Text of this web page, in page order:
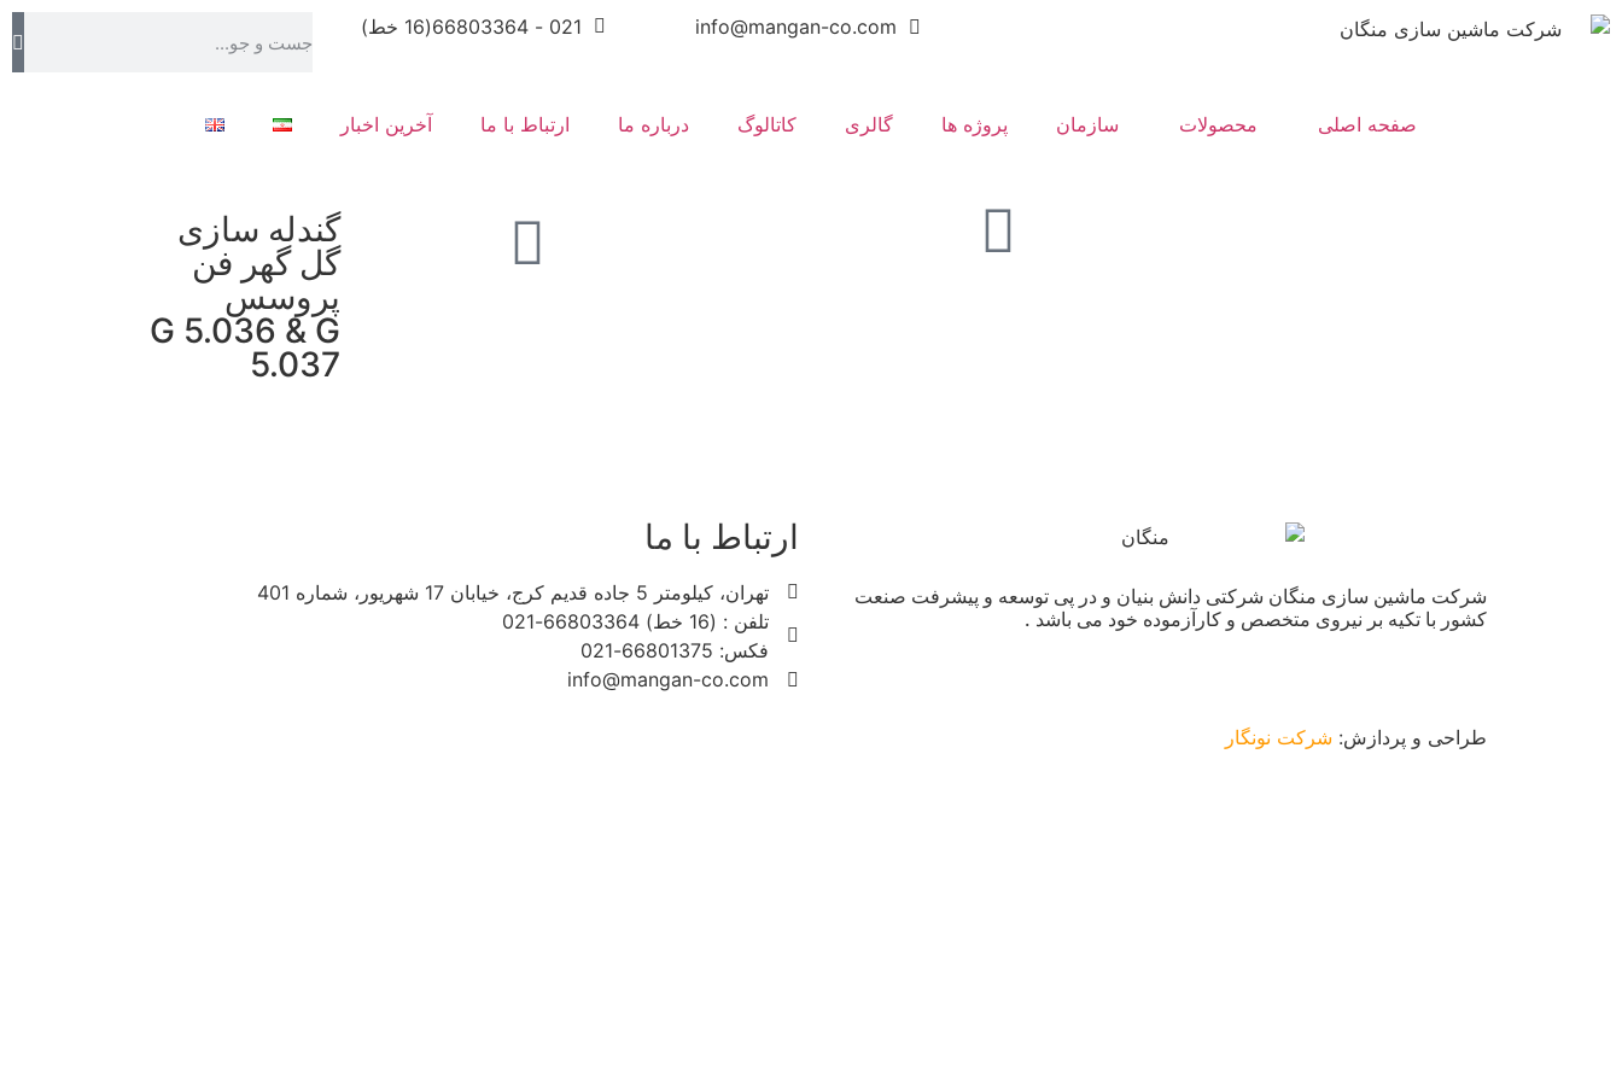
info@mangan-co.com 021 - 66803364(16 خط)
صفحه اصلی محصولات سازمان پروژه ها گالری کاتالوگ درباره ما ارتباط با ما آخرین اخبار
گندله سازی
گل گهر فن
پروسس
G 5.036 & G
5.037
شرکت ماشین سازی منگان شرکتی دانش بنیان و در پی توسعه و پیشرفت صنعت
کشور با تکیه بر نیروی متخصص و کارآزموده خود می باشد .
ارتباط با ما
تهران، کیلومتر 5 جاده قدیم کرج، خیابان 17 شهریور، شماره 401
تلفن : (16 خط) 66803364-021
فکس: 66801375-021
info@mangan-co.com
طراحی و پردازش: شرکت نونگار